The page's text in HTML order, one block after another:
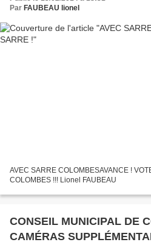
Par FAUBEAU lionel
AVEC SARRE COLOMBESAVANCE !
COLOMBES !!! Lionel FAUBEAU
CONSEIL MUNICIPAL DE
CAMÉRAS